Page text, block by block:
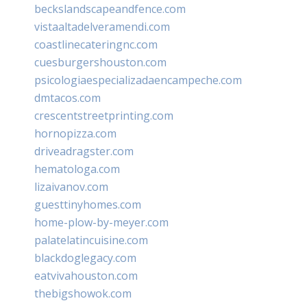
beckslandscapeandfence.com
vistaaltadelveramendi.com
coastlinecateringnc.com
cuesburgershouston.com
psicologiaespecializadaencampeche.com
dmtacos.com
crescentstreetprinting.com
hornopizza.com
driveadragster.com
hematologa.com
lizaivanov.com
guesttinyhomes.com
home-plow-by-meyer.com
palatelatincuisine.com
blackdoglegacy.com
eatvivahouston.com
thebigshowok.com